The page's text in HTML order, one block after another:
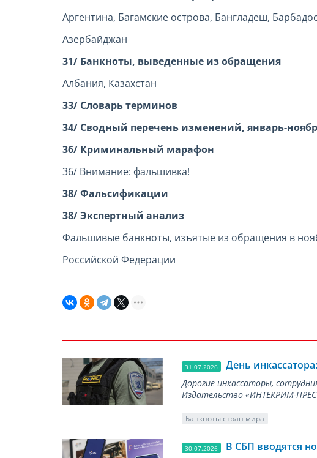
Аргентина, Багамские острова, Бангладеш,
Азербайджан
31/ Банкноты, выведенные из обращения
Албания, Казахстан
33/ Словарь терминов
34/ Сводный перечень изменений, январь-
36/ Криминальный марафон
36/ Внимание: фальшивка!
38/ Фальсификации
38/ Экспертный анализ
Фальшивые банкноты, изъятые из обращения в
Российской Федерации
31.07.2026 День
Дорогие инкассаторы,
Издательство «ИНТЕКРИМ-
Банкноты стран мира
30.07.2026 В СБП вводятся